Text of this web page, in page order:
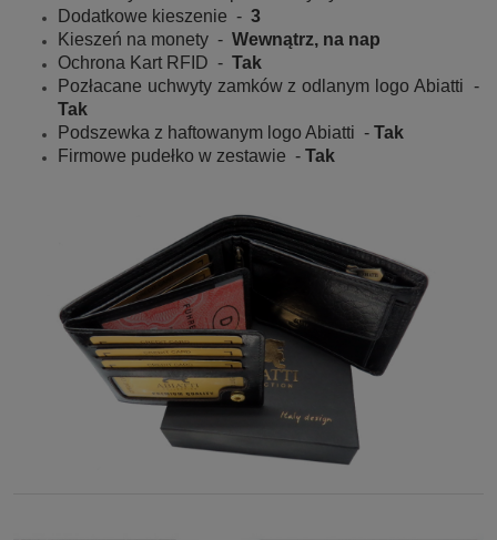
Dodatkowe kieszenie - 3
Kieszeń na monety - Wewnątrz, na nap
Ochrona Kart RFID - Tak
Pozłacane uchwyty zamków z odlanym logo Abiatti -
Tak
Podszewka z haftowanym logo Abiatti - Tak
Firmowe pudełko w zestawie - Tak